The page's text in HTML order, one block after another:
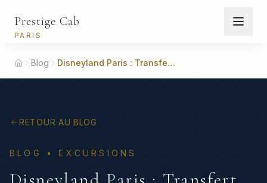
Prestige Cab
PARIS
Accueil
Blog Disneyland Paris : Transfert Famille Premium
RETOUR AU BLOG
BLOG •EXCURSIONS